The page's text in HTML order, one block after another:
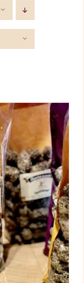
CE
PRODUIT
A
PLUSIEURS
VARIATIONS.
LES
OPTIONS
PEUVENT
ÊTRE
CHOISIES
SUR
/